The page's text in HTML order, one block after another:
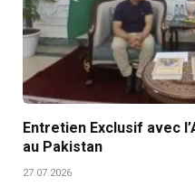
Entretien Exclusif avec
au Pakistan
27.07.2026